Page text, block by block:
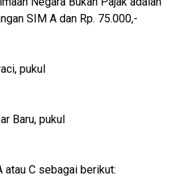
SIM A dan Rp. 75.000,-
pukul
Baru, pukul
atau C sebagai berikut: